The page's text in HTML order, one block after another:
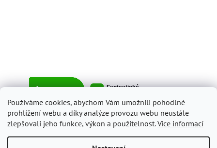
Používáme cookies, abychom Vám umožnili pohodlné
prohlížení webu a díky analýze provozu webu neustále
zlepšovali jeho funkce, výkon a použitelnost.Více informací